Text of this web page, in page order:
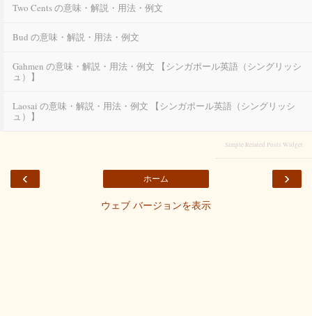
Two Cents の意味・解説・用法・例文
Bud の意味・解説・用法・例文
Gahmen の意味・解説・用法・例文 【シンガポール英語（シングリッシ
ュ）】
Laosai の意味・解説・用法・例文 【シンガポール英語（シングリッシ
ュ）】
Simple Related Posts Widget
‹ ›
ホーム
ウェブ バージョンを表示